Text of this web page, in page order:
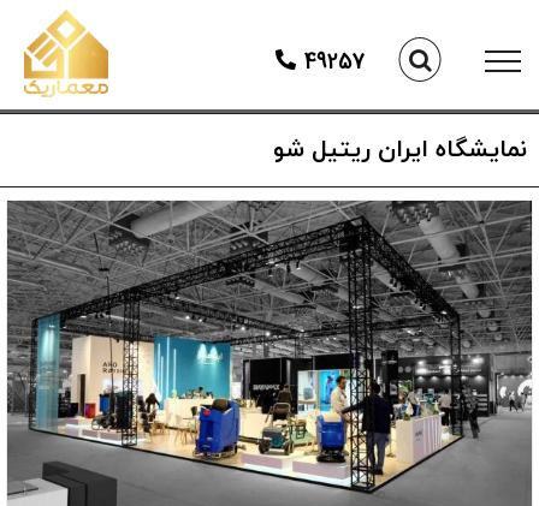
content
49257
نمایشگاه ایران ریتیل شو